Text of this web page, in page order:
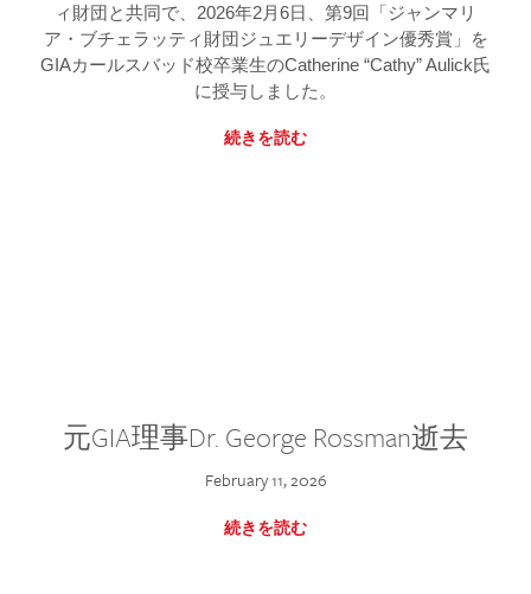
ィ財団と共同で、2026年2月6日、第9回「ジャンマリ
ア・ブチェラッティ財団ジュエリーデザイン優秀賞」を
GIAカールスバッド校卒業生のCatherine “Cathy” Aulick氏
に授与しました。
続きを読む
元GIA理事Dr. George Rossman逝去
February 11, 2026
続きを読む